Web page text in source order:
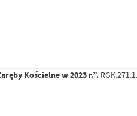
Kościelne w 2023 r.”.